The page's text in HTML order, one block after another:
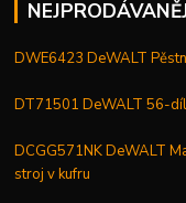
DWE6423 DeWALT
DT71501 DeWALT 56-
DCGG571NK DeWALT
stroj v kufru